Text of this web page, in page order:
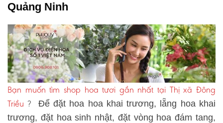
Quảng Ninh
Bạn muốn tìm shop hoa tươi gần nhất tại Thị xã Đông
Triều ? Để đặt hoa hoa khai trương, lẵng hoa khai
trương, đặt hoa sinh nhật, đặt vòng hoa đám tang,